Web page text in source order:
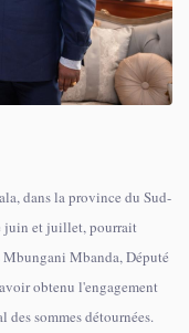
dans la province du Sud-
juin et juillet, pourrait
Mbanda, Député
obtenu l'engagement
sommes détournées.